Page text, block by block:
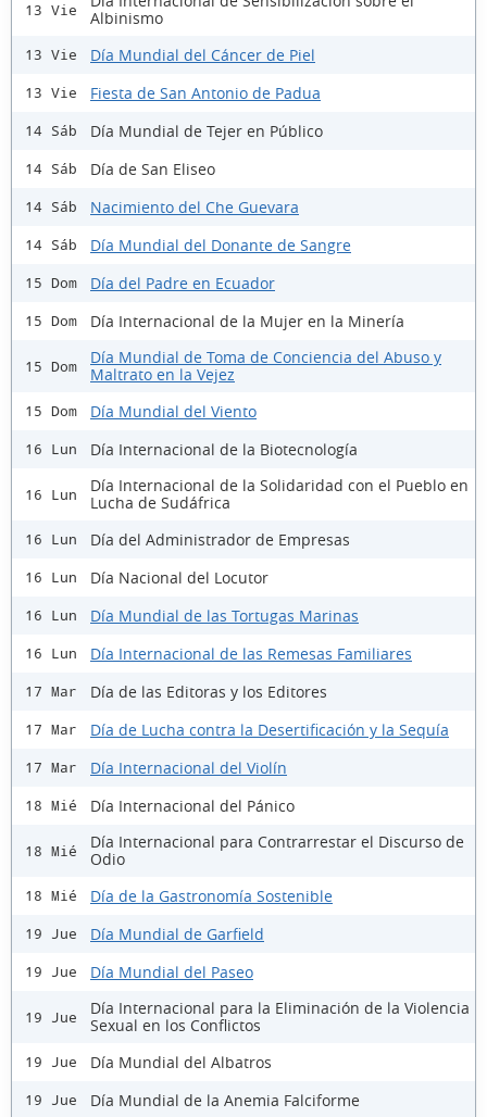
13 Vie
Albinismo
13 Vie Día Mundial del Cáncer de Piel
13 Vie Fiesta de San Antonio de Padua
14 Sáb Día Mundial de Tejer en Público
14 Sáb Día de San Eliseo
14 Sáb Nacimiento del Che Guevara
14 Sáb Día Mundial del Donante de Sangre
15 Dom Día del Padre en Ecuador
15 Dom Día Internacional de la Mujer en la Minería
15 Dom
Día Mundial de Toma de Conciencia del Abuso y
Maltrato en la Vejez
15 Dom Día Mundial del Viento
16 Lun Día Internacional de la Biotecnología
16 Lun
Día Internacional de la Solidaridad con el Pueblo en
Lucha de Sudáfrica
16 Lun Día del Administrador de Empresas
16 Lun Día Nacional del Locutor
16 Lun Día Mundial de las Tortugas Marinas
16 Lun Día Internacional de las Remesas Familiares
17 Mar Día de las Editoras y los Editores
17 Mar Día de Lucha contra la Desertificación y la Sequía
17 Mar Día Internacional del Violín
18 Mié Día Internacional del Pánico
18 Mié
Día Internacional para Contrarrestar el Discurso de
Odio
18 Mié Día de la Gastronomía Sostenible
19 Jue Día Mundial de Garfield
19 Jue Día Mundial del Paseo
19 Jue
Día Internacional para la Eliminación de la Violencia
Sexual en los Conflictos
19 Jue Día Mundial del Albatros
19 Jue Día Mundial de la Anemia Falciforme